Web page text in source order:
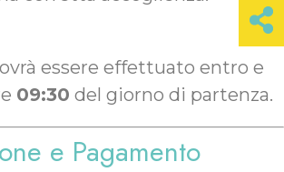
essere effettuato entro e
09:30 del giorno di partenza.
e Pagamento